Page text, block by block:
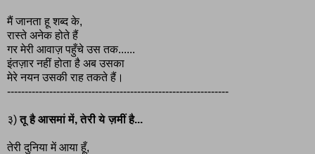
मैं जानता हू शब्द के,
रास्ते अनेक होते हैं
गर मेरी आवाज़ पहुँचे उस तक......
इंतज़ार नहीं होता है अब उसका
मेरे नयन उसकी राह तकते हैं।
---------------------------------------------------------------
३)तू है आसमां में, तेरी ये ज़मीं है...
तेरी दुनिया में आया हूँ,